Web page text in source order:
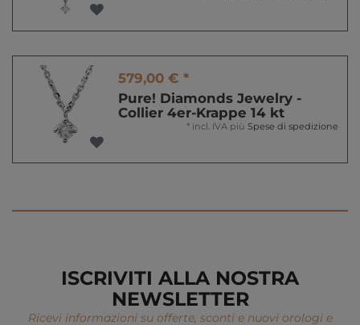
579,00 € *
Pure! Diamonds Jewelry -
Collier 4er-Krappe 14 kt
* incl. IVA più Spese di spedizione
ISCRIVITI ALLA NOSTRA
NEWSLETTER
Ricevi informazioni su offerte, sconti e nuovi orologi e